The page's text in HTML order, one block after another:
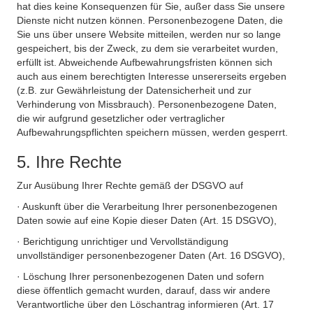
hat dies keine Konsequenzen für Sie, außer dass Sie unsere
Dienste nicht nutzen können. Personenbezogene Daten, die
Sie uns über unsere Website mitteilen, werden nur so lange
gespeichert, bis der Zweck, zu dem sie verarbeitet wurden,
erfüllt ist. Abweichende Aufbewahrungsfristen können sich
auch aus einem berechtigten Interesse unsererseits ergeben
(z.B. zur Gewährleistung der Datensicherheit und zur
Verhinderung von Missbrauch). Personenbezogene Daten,
die wir aufgrund gesetzlicher oder vertraglicher
Aufbewahrungspflichten speichern müssen, werden gesperrt.
5. Ihre Rechte
Zur Ausübung Ihrer Rechte gemäß der DSGVO auf
· Auskunft über die Verarbeitung Ihrer personenbezogenen
Daten sowie auf eine Kopie dieser Daten (Art. 15 DSGVO),
· Berichtigung unrichtiger und Vervollständigung
unvollständiger personenbezogener Daten (Art. 16 DSGVO),
· Löschung Ihrer personenbezogenen Daten und sofern
diese öffentlich gemacht wurden, darauf, dass wir andere
Verantwortliche über den Löschantrag informieren (Art. 17